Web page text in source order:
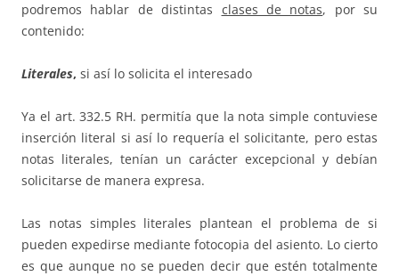
podremos hablar de distintas clases de notas, por su
contenido:
Literales, si así lo solicita el interesado
Ya el art. 332.5 RH. permitía que la nota simple contuviese
inserción literal si así lo requería el solicitante, pero estas
notas literales, tenían un carácter excepcional y debían
solicitarse de manera expresa.
Las notas simples literales plantean el problema de si
pueden expedirse mediante fotocopia del asiento. Lo cierto
es que aunque no se pueden decir que estén totalmente